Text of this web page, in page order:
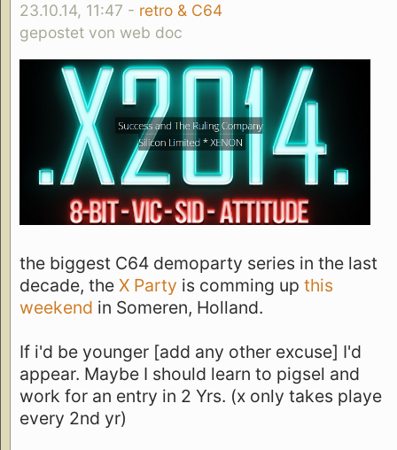
23.10.14, 11:47 - retro & C64
gepostet von web doc
the biggest C64 demoparty series in the last
decade, the X Party is comming up this
weekend in Someren, Holland.
If i'd be younger [add any other excuse] I'd
appear. Maybe I should learn to pigsel and
work for an entry in 2 Yrs. (x only takes playe
every 2nd yr)